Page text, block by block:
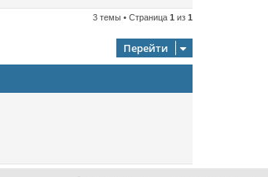
3 темы • Страница 1 из 1
Перейти